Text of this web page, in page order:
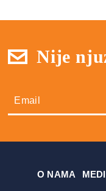
Nije
О NAMA